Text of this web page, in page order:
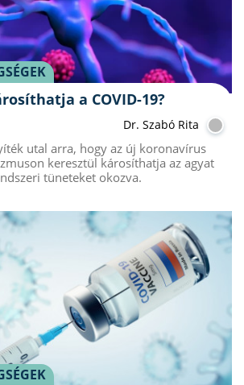
a COVID-19?
Dr. Szabó Rita
utal arra, hogy az új koronavírus
keresztül károsíthatja az agyat
tüneteket okozva.